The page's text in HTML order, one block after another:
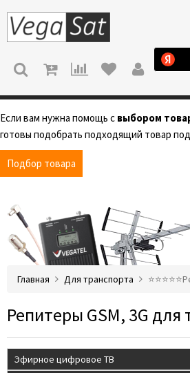
МЕНЮ
Если вам нужна помощь с выбором
готовы подобрать подходящий товар
Подбор товара
Главная Для транспорта
Репитеры GSM, 3G для
Эфирное цифровое ТВ